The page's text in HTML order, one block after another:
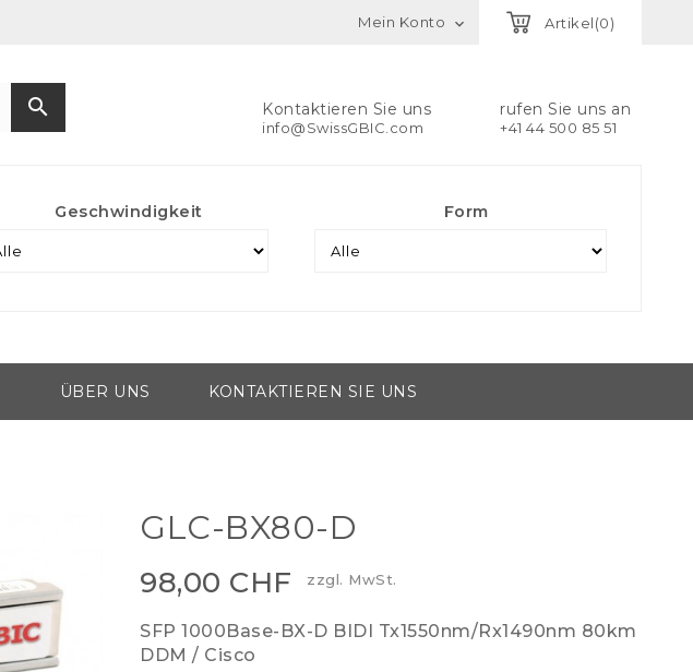
Artikel(0)
Mein Konto 
search Kontaktieren Sie uns
info@SwissGBIC.com
rufen Sie uns an
+41 44 500 85 51
Geschwindigkeit Form
ÜBER UNS KONTAKTIEREN SIE UNS
GLC-BX80-D
98,00 CHF zzgl. MwSt.
SFP 1000Base-BX-D BIDI Tx1550nm/Rx1490nm 80km
DDM / Cisco